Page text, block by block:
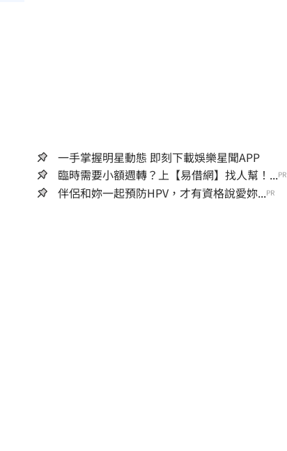
一手掌握明星動態 即刻下載娛樂星聞APP
臨時需要小額週轉？上【易借網】找人幫！...PR
伴侶和妳一起預防HPV，才有資格說愛妳...PR